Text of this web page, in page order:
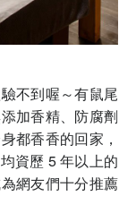
不到喔～有鼠尾
加香精、防腐劑
都香香的回家，
資歷 5 年以上的
網友們十分推薦